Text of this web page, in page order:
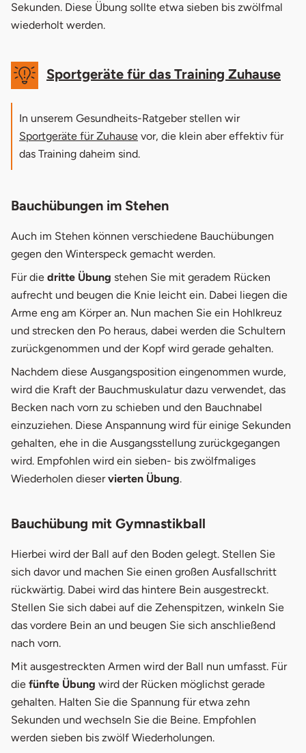
Sekunden. Diese Übung sollte etwa sieben bis zwölfmal
wiederholt werden.
Sportgeräte für das Training Zuhause
In unserem Gesundheits-Ratgeber stellen wir
Sportgeräte für Zuhause vor, die klein aber effektiv für
das Training daheim sind.
Bauchübungen im Stehen
Auch im Stehen können verschiedene Bauchübungen
gegen den Winterspeck gemacht werden.
Für die dritte Übung stehen Sie mit geradem Rücken
aufrecht und beugen die Knie leicht ein. Dabei liegen die
Arme eng am Körper an. Nun machen Sie ein Hohlkreuz
und strecken den Po heraus, dabei werden die Schultern
zurückgenommen und der Kopf wird gerade gehalten.
Nachdem diese Ausgangsposition eingenommen wurde,
wird die Kraft der Bauchmuskulatur dazu verwendet, das
Becken nach vorn zu schieben und den Bauchnabel
einzuziehen. Diese Anspannung wird für einige Sekunden
gehalten, ehe in die Ausgangsstellung zurückgegangen
wird. Empfohlen wird ein sieben- bis zwölfmaliges
Wiederholen dieservierten Übung.
Bauchübung mit Gymnastikball
Hierbei wird der Ball auf den Boden gelegt. Stellen Sie
sich davor und machen Sie einen großen Ausfallschritt
rückwärtig. Dabei wird das hintere Bein ausgestreckt.
Stellen Sie sich dabei auf die Zehenspitzen, winkeln Sie
das vordere Bein an und beugen Sie sich anschließend
nach vorn.
Mit ausgestreckten Armen wird der Ball nun umfasst. Für
die fünfte Übung wird der Rücken möglichst gerade
gehalten. Halten Sie die Spannung für etwa zehn
Sekunden und wechseln Sie die Beine. Empfohlen
werden sieben bis zwölf Wiederholungen.